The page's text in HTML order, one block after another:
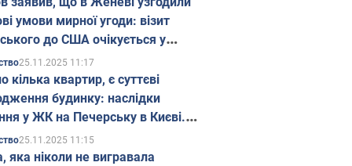
умови мирної угоди: візит
до США очікується у
25.11.2025 11:17
кілька квартир, є суттєві
будинку: наслідки
у ЖК на Печерську в Києві.
25.11.2025 11:15
яка ніколи не вигравала